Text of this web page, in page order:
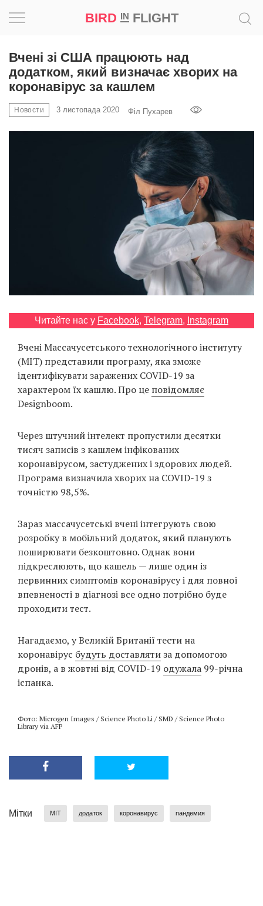
BIRD INFLIGHT
EN
RU
Вчені зі США працюють над
додатком, який визначає хворих на
коронавірус за кашлем
Новости 3 листопада 2020 Філ Пухарев
Читайте нас у Facebook, Telegram, Instagram
Вчені Массачусетського технологічного інституту
(MIT) представили програму, яка зможе
ідентифікувати заражених COVID-19 за
характером їх кашлю. Про це повідомляє
Designboom.
Через штучний інтелект пропустили десятки
тисяч записів з кашлем інфікованих
коронавірусом, застуджених і здорових людей.
Програма визначила хворих на COVID-19 з
точністю 98,5%.
Зараз массачусетські вчені інтегрують свою
розробку в мобільний додаток, який планують
поширювати безкоштовно. Однак вони
підкреслюють, що кашель — лише один із
первинних симптомів коронавірусу і для повної
впевненості в діагнозі все одно потрібно буде
проходити тест.
Нагадаємо, у Великій Британії тести на
коронавірус будуть доставлятиза допомогою
дронів, а в жовтні від COVID-19 одужала 99-річна
іспанка.
Фото: Microgen Images / Science Photo Li / SMD / Science Photo
Library via AFP
Мітки MIT додаток коронавирус пандемия